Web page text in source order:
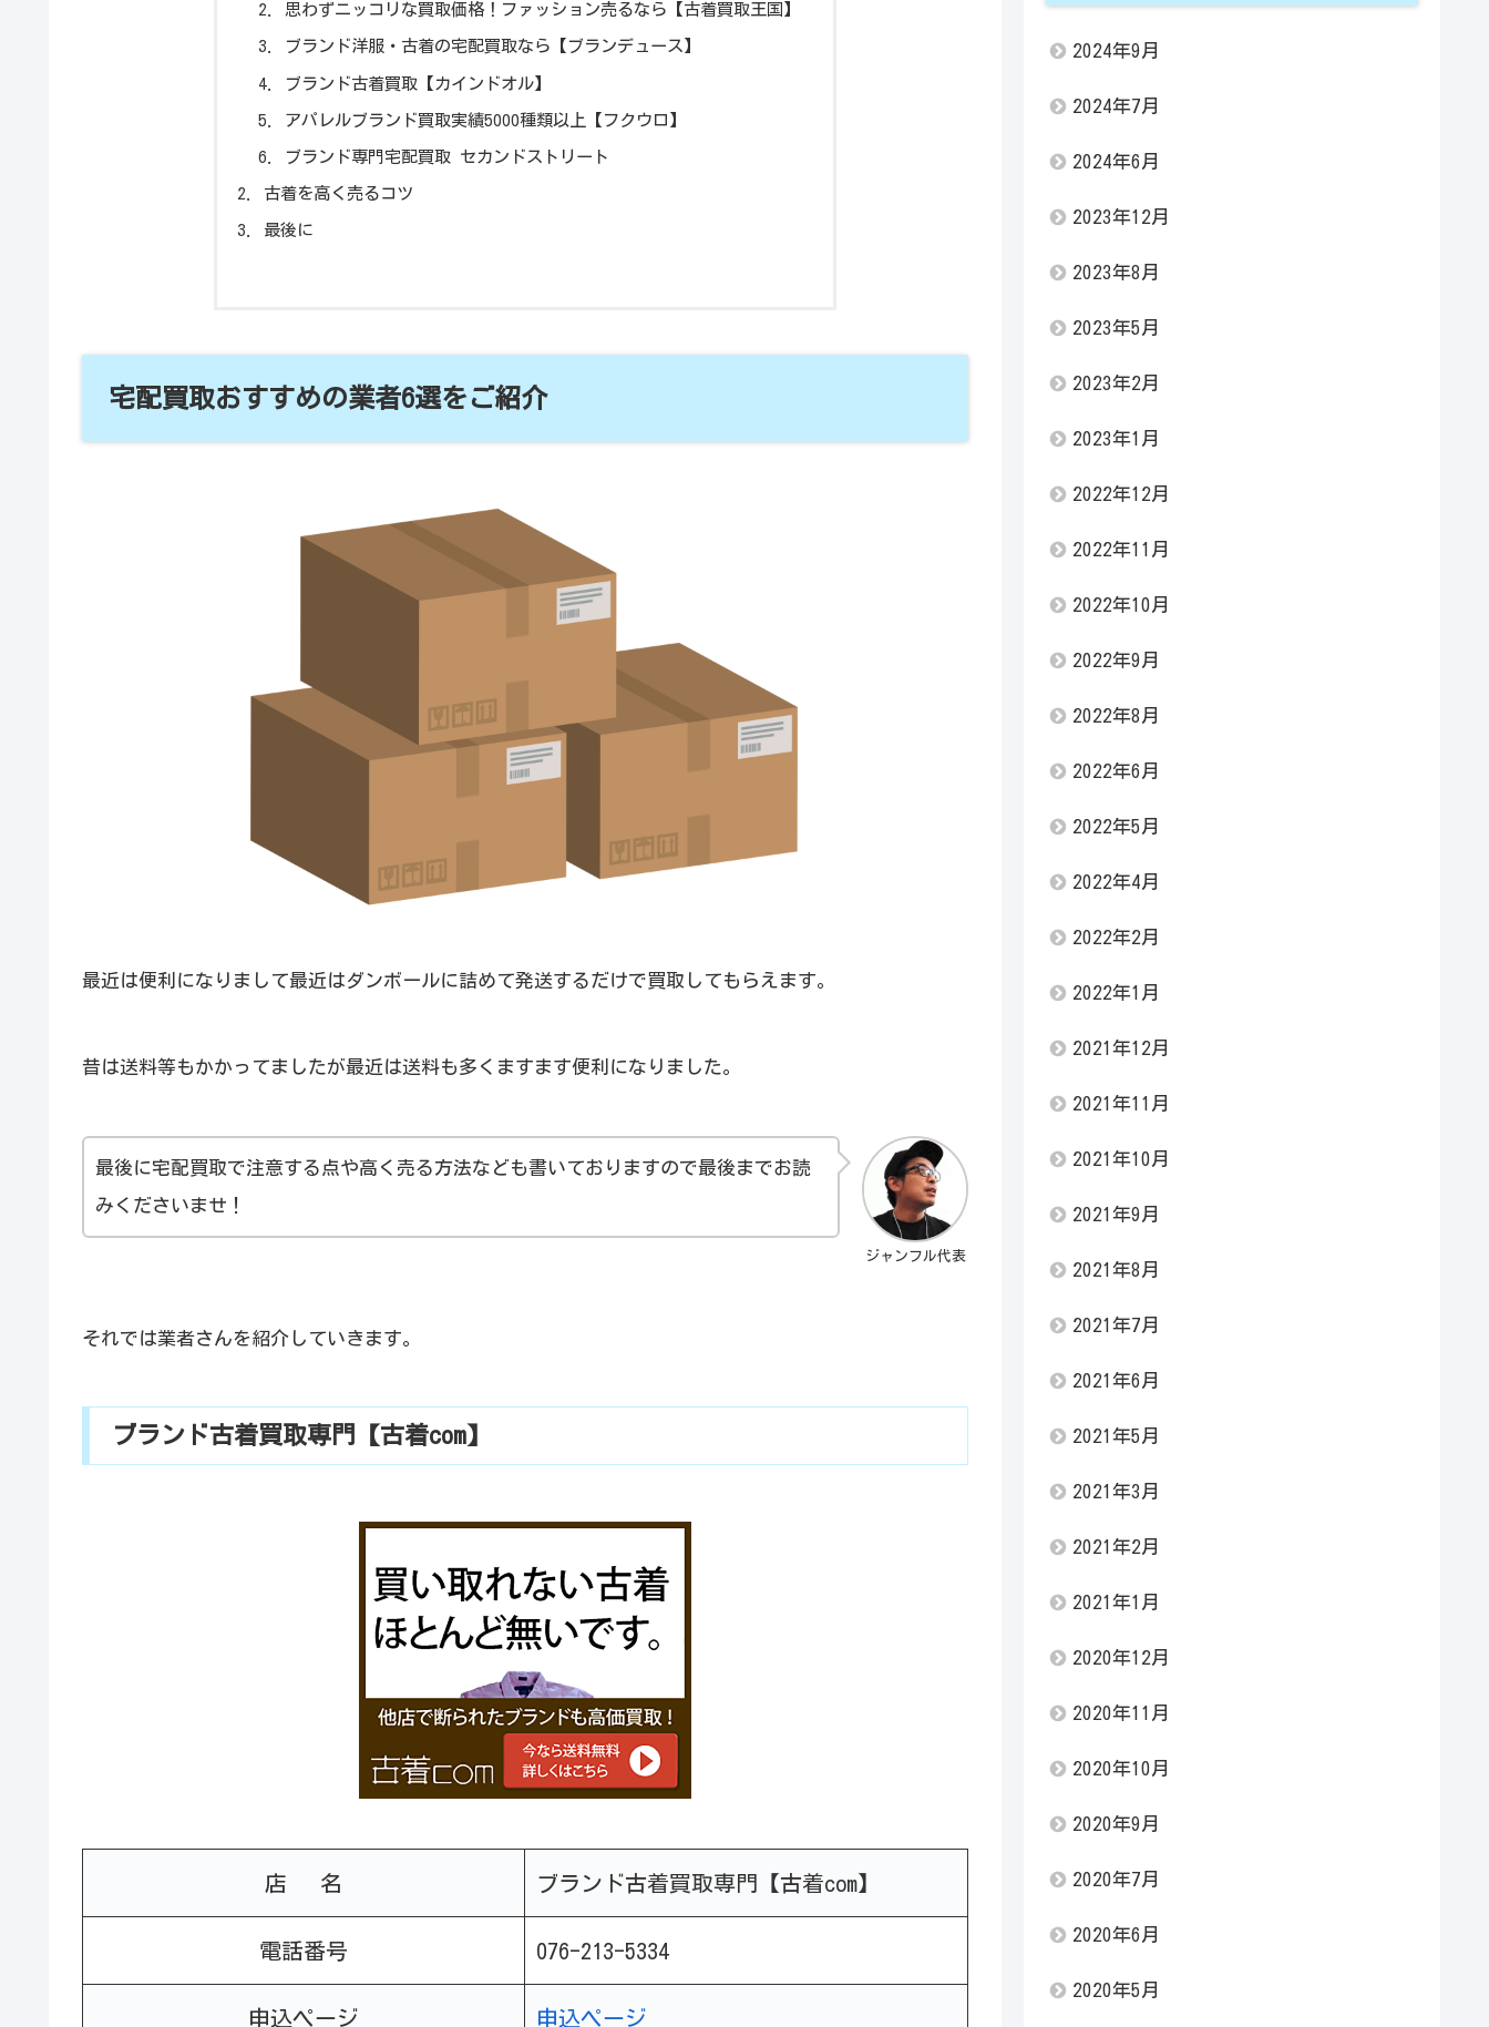
思わずニッコリな買取価格！ファッション売るなら【古着買取王国】
ブランド洋服・古着の宅配買取なら【ブランデュース】
ブランド古着買取【カインドオル】
アパレルブランド買取実績5000種類以上【フクウロ】
ブランド専門宅配買取 セカンドストリート
古着を高く売るコツ
最後に
宅配買取おすすめの業者6選をご紹介
最近は便利になりまして最近はダンボールに詰めて発送するだけで買取してもらえます。
昔は送料等もかかってましたが最近は送料も多くますます便利になりました。
ジャンフル代表
最後に宅配買取で注意する点や高く売る方法なども書いておりますので最後までお読
みくださいませ！
それでは業者さんを紹介していきます。
ブランド古着買取専門【古着com】
店 名 ブランド古着買取専門【古着com】
電話番号 076-213-5334
申込ページ 申込ページ
2024年9月
2024年7月
2024年6月
2023年12月
2023年8月
2023年5月
2023年2月
2023年1月
2022年12月
2022年11月
2022年10月
2022年9月
2022年8月
2022年6月
2022年5月
2022年4月
2022年2月
2022年1月
2021年12月
2021年11月
2021年10月
2021年9月
2021年8月
2021年7月
2021年6月
2021年5月
2021年3月
2021年2月
2021年1月
2020年12月
2020年11月
2020年10月
2020年9月
2020年7月
2020年6月
2020年5月